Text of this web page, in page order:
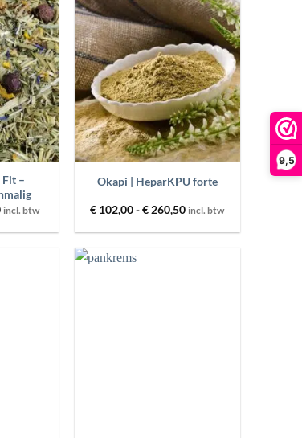
9,5
Toevoegen
aan
wenslijst
Fit –
Prijsklasse:
tot
incl. btw
Toevoegen
aan
wenslijst
+
Okapi | HeparKPU forte
€ 102,00-€260,50Prijsklasse:
tot
incl. btw